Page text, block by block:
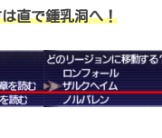
直で鍾乳洞へ！